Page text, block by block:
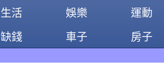
生活 娛樂 運動
缺錢 車子 房子